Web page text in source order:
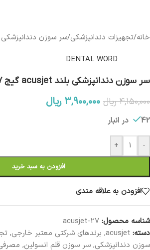
خانه/تجهیزات دندانپزشکی/سر سوزن دندانپزشکی
DENTAL WORD
سر سوزن دندانپزشکی بلند acusjet گیج 27
۴,۱۵۰,۰۰۰ریال ۳,۹۰۰,۰۰۰ ریال
42 در انبار
-
+
افزودن به سبد خرید
افزودن به علاقه مندی
شناسه محصول: acusjet-27
دسته: acusjet
, برندهای شرکتی معتبر خارجی,
سوزن دندانپزشکی, سر سوزن قلم انسولین,